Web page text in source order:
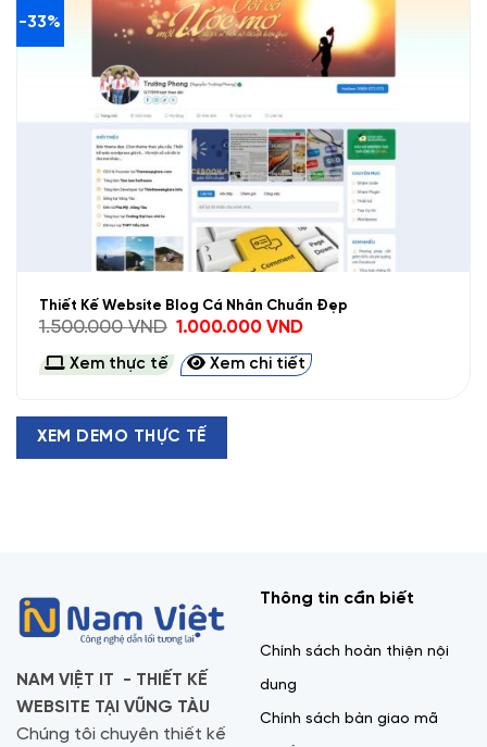
-33%
Thiết Kế Website Blog Cá Nhân Chuẩn Đẹp
1.500.000VND Giá
là:
1.500.000 VND.
1.000.000VNDGiá
tại
là:
Xem thực tế Xem chi tiết
XEM DEMO THỰC TẾ
NAM VIỆT IT - THIẾT KẾ
WEBSITE TẠI VŨNG TÀU
Chúng tôi chuyên thiết kế
Thông tin cần biết
Chính sách hoàn thiện nội
dung
Chính sách bàn giao mã